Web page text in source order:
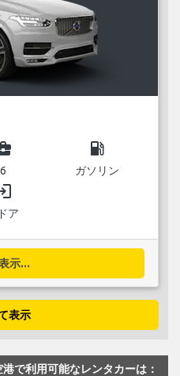
6
local_gas_station
ガソリン
ア
示...
表示
で利用可能なレンタカーは：